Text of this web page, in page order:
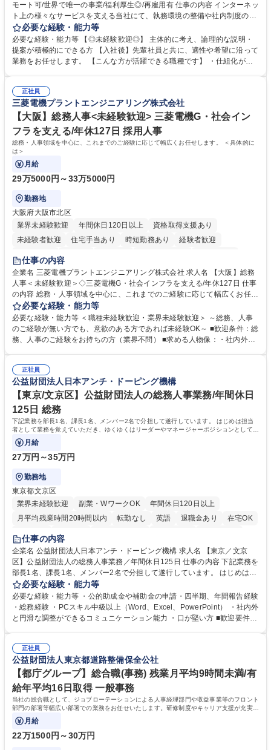
モート可/世界で唯一の事業/福利厚生◎/再雇用有 仕事の内容 インターネッ
ト上の様々なサービスを支える当社にて、執務環境の整備や社内制度の検
討、イベント運営などの幅広い業務を担当し、間接的に会社の生産性向上
や成長に貢献している部署です。 会社の全メンバーが安心して長く成果を
発揮できる環境を整えるために、毎日のメンテナンスや維持管理に加え、
新たな施策検討を積極的に行っていただき、会社全体を巻き込み課題解決
幅広い業務の体得が可能で、多様なキャリアパスを描くことも可能です。
募集職種 【総務】未経験歓迎◎/リモート可/世界で唯一の事業/福利厚生◎/
再雇用有
必要な経験・能力等
必要な経験・能力等 【◎未経験歓迎◎】 主体的に考え、論理的な説明・
提案が積極的にできる方 【入社後】先輩社員と共に、適性や希望に沿って
業務をお任せします。 【こんな方が活躍できる職種です】 ・仕組化が好
対処できる・新しいことに興味関心がある 【魅力】■自己啓発支援：資格
取得や通信教育など費用の80%（年間25万円まで）を補助 ■住宅手当：家
賃の50%（月額7万円まで）を補助 学歴・資格 学歴：大学院 大学 語学
力： 資格：
正社員
三菱電機プラントエンジニアリング株式会社
【大阪】総務人事<未経験歓迎> 三菱電機G・社会イン
フラを支える/年休127日 採用人事
総務・人事領域を中心に、これまでのご経験に応じて幅広くお任せします。 ＜具体的に
は＞
月給
29万5000円～33万5000円
勤務地
大阪府大阪市北区
業界未経験歓迎
年間休日120日以上
資格取得支援あり
未経験者歓迎
住宅手当あり 時短勤務あり
経験者歓迎
退職金あり
駅近5分以内
土日祝休み 服装自由 寮・社宅あり 食事補助あり
仕事の内容
企業名 三菱電機プラントエンジニアリング株式会社 求人名 【大阪】総務
人事＜未経験歓迎＞◇三菱電機G・社会インフラを支える/年休127日 仕事
の内容 総務・人事領域を中心に、これまでのご経験に応じて幅広くお任せ
します。 ＜具体的には＞ ・総務/人事労務（給与・社保・勤怠管理など）
・採用・教育研修 ・福利厚生運用 など ※基本的には事務所勤務ですが、
採用や教育等の業務内容により、関西圏以外への日帰り・宿泊を伴う国内
出張もございます。 ※担当業務を持ちつつ、お互いに助け合いながら、総
必要な経験・能力等
必要な経験・能力等 ＜職種未経験歓迎・業界未経験歓迎＞ ～総務、人事
のご経験が無い方でも、意欲のある方であれば未経験OK～ ■歓迎条件：総
務、人事のご経験をお持ちの方（業界不問） ■求める人物像：・社内外の
正社員
公益財団法人日本アンチ・ドーピング機構
【東京/文京区】公益財団法人の総務人事業務/年間休日
125日 総務
下記業務を部長1名、課長1名、メンバー2名で分担して遂行しています。 はじめは担当
者として業務を覚えていただき、ゆくゆくはリーダーやマネージャーポジションとして活
躍いただくことを期待しています。
月給
27万円～35万円
勤務地
東京都文京区
業界未経験歓迎
副業・WワークOK
年間休日120日以上
月平均残業時間20時間以内
転勤なし 英語 退職金あり
在宅OK
賞与あり
育休あり
食事補助あり
仕事の内容
企業名 公益財団法人日本アンチ・ドーピング機構 求人名 【東京／文京
区】公益財団法人の総務人事業務／年間休日125日 仕事の内容 下記業務を
部長1名、課長1名、メンバー2名で分担して遂行しています。 はじめは担
当者として業務を覚えていただき、ゆくゆくはリーダーやマネージャーポ
ジションとして活躍いただくことを期待しています。 【総務・人事グルー
プの業務内容】 ・人事制度関連 ・採用活動 ・教育研修の企画、実行 ・勤
怠管理 ・官公庁への各種提出 ・法定の会議運営（評議員会、理事会） ・
管理 ・福利厚生関連 ・職員からの問合せ、相談対応 ・その他日常の総務
業務全般 募集職種 【東京／文京区】公益財団法人の総務人事業務／年間
休日125日
必要な経験・能力等
必要な経験・能力等 ・公的助成金や補助金の申請・四半期、年間報告経験
・総務経験 ・PCスキル中級以上（Word、Excel、PowerPoint） ・社内外
と円滑な調整ができるコミュニケーション能力 ・口が堅い方 ■歓迎要件
正社員
公益財団法人東京都道路整備保全公社
【都庁グループ】総合職(事務) 残業月平均9時間未満/有
給年平均16日取得 一般事務
当社の総合職として、ジョブローテーションによる人事経理部門や収益事業等のフロント
部門の部署等幅広い部署での業務をお任せいたします。研修制度やキャリア支援が充実し
ております！ ※下記業務詳細
月給
22万1500円～30万円